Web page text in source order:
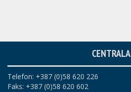
CENTRALA
Telefon: +387 (0)58 620 226
Faks: +387 (0)58 620 602